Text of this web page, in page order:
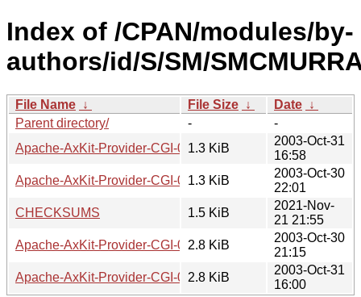
Index of /CPAN/modules/by-
authors/id/S/SM/
File Name ↓ File Size ↓ Date ↓
Parent directory/
-
-
Apache-AxKit-Provider-CGI-0.02.readme
1.3 KiB
2003-Oct-31
16:58
Apache-AxKit-Provider-CGI-0.01.readme
1.3 KiB
2003-Oct-30
22:01
CHECKSUMS
1.5 KiB
2021-Nov-
21 21:55
Apache-AxKit-Provider-CGI-0.01.tgz
2.8 KiB
2003-Oct-30
21:15
Apache-AxKit-Provider-CGI-0.02.tgz
2.8 KiB
2003-Oct-31
16:00